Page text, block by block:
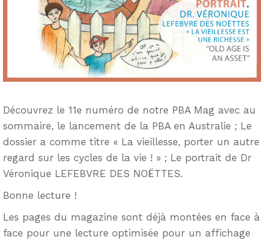
Découvrez le 11e numéro de notre PBA Mag avec au
sommaire, le lancement de la PBA en Australie ; Le
dossier a comme titre « La vieillesse, porter un autre
regard sur les cycles de la vie ! » ; Le portrait de Dr
Véronique LEFEBVRE DES NOËTTES.
Bonne lecture !
Les pages du magazine sont déjà montées en face à
face pour une lecture optimisée pour un affichage